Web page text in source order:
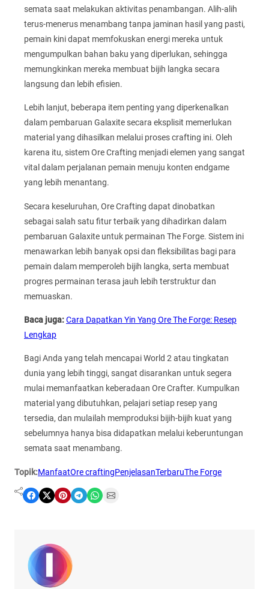
semata saat melakukan aktivitas penambangan. Alih-alih
terus-menerus menambang tanpa jaminan hasil yang pasti,
pemain kini dapat memfokuskan energi mereka untuk
mengumpulkan bahan baku yang diperlukan, sehingga
memungkinkan mereka membuat bijih langka secara
langsung dan lebih efisien.
Lebih lanjut, beberapa item penting yang diperkenalkan
dalam pembaruan Galaxite secara eksplisit memerlukan
material yang dihasilkan melalui proses crafting ini. Oleh
karena itu, sistem Ore Crafting menjadi elemen yang sangat
vital dalam perjalanan pemain menuju konten endgame
yang lebih menantang.
Secara keseluruhan, Ore Crafting dapat dinobatkan
sebagai salah satu fitur terbaik yang dihadirkan dalam
pembaruan Galaxite untuk permainan The Forge. Sistem ini
menawarkan lebih banyak opsi dan fleksibilitas bagi para
pemain dalam memperoleh bijih langka, serta membuat
progres permainan terasa jauh lebih terstruktur dan
memuaskan.
Baca juga:Cara Dapatkan Yin Yang Ore The Forge: Resep
Lengkap
Bagi Anda yang telah mencapai World 2 atau tingkatan
dunia yang lebih tinggi, sangat disarankan untuk segera
mulai memanfaatkan keberadaan Ore Crafter. Kumpulkan
material yang dibutuhkan, pelajari setiap resep yang
tersedia, dan mulailah memproduksi bijih-bijih kuat yang
sebelumnya hanya bisa didapatkan melalui keberuntungan
semata saat menambang.
Topik:ManfaatOre craftingPenjelasanTerbaruThe Forge
Share on Facebook Share on X Share on Pinterest Share on Telegram Share on WhatsApp Share on Email